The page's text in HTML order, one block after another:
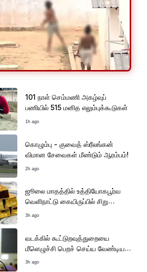
101 நாள் செம்மணி அகழ்வுப்
பணியில் 515 மனித எலும்புக்கூடுகள்
1h ago
கொழும்பு - குவைத் ஸ்ரீலங்கன்
விமான சேவைகள் மீண்டும் ஆரம்பம்!
2h ago
ஜூலை மாதத்தில் உத்தியோகபூர்வ
வெளிநாட்டு கையிருப்பில் சிறு
அதிகரிப்பு
3h ago
வடக்கில் கூட்டுறவுத்துறையை
மீளெழுச்சி பெறச் செய்ய வேண்டிய
காலம் இதுவே
3h ago